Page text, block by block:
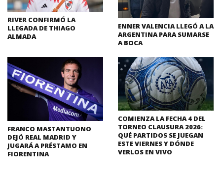
RIVER CONFIRMÓ LA
LLEGADA DE THIAGO
ALMADA
ENNER VALENCIA LLEGÓ A LA
ARGENTINA PARA SUMARSE
A BOCA
FRANCO MASTANTUONO
DEJÓ REAL MADRID Y
JUGARÁ A PRÉSTAMO EN
FIORENTINA
COMIENZA LA FECHA 4 DEL
TORNEO CLAUSURA 2026:
QUÉ PARTIDOS SE JUEGAN
ESTE VIERNES Y DÓNDE
VERLOS EN VIVO